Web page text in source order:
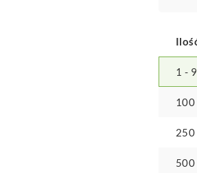
1 -
100
250
500